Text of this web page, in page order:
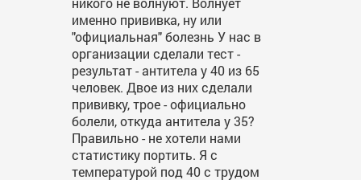
именно прививка, ну или
"официальная" болезнь У нас в
организации сделали тест -
результат - антитела у 40 из 65
человек. Двое из них сделали
прививку, трое - официально
болели, откуда антитела у 35?
Правильно - не хотели нами
статистику портить. Я с
температурой под 40 с трудом